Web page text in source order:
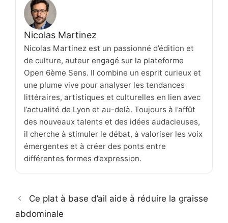
Nicolas Martinez
Nicolas Martinez est un passionné d’édition et
de culture, auteur engagé sur la plateforme
Open 6ème Sens. Il combine un esprit curieux et
une plume vive pour analyser les tendances
littéraires, artistiques et culturelles en lien avec
l’actualité de Lyon et au-delà. Toujours à l’affût
des nouveaux talents et des idées audacieuses,
il cherche à stimuler le débat, à valoriser les voix
émergentes et à créer des ponts entre
différentes formes d’expression.
Ce plat à base d’ail aide à réduire la graisse
abdominale